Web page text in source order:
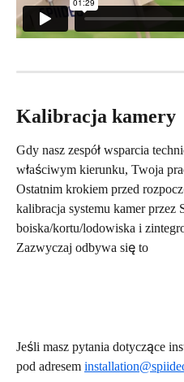
Kalibracja kamery
Gdy nasz zespół wsparcia
właściwym kierunku, Twoja
Ostatnim krokiem przed
kalibracja systemu kamer przez
boiska/kortu/lodowiska i
Zazwyczaj odbywa się to
Jeśli masz pytania dotyczące
pod adresem